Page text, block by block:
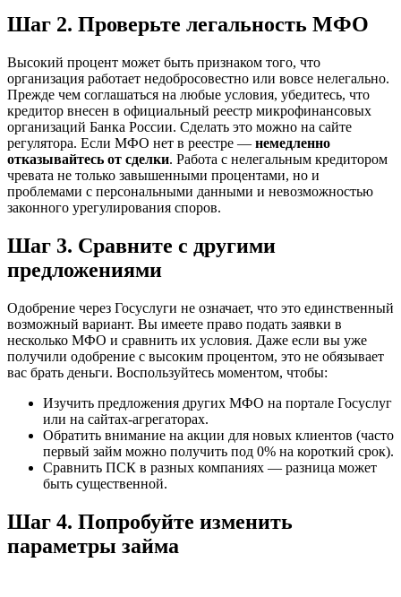
Шаг 2. Проверьте легальность МФО
Высокий процент может быть признаком того, что
организация работает недобросовестно или вовсе нелегально.
Прежде чем соглашаться на любые условия, убедитесь, что
кредитор внесен в официальный реестр микрофинансовых
организаций Банка России. Сделать это можно на сайте
регулятора. Если МФО нет в реестре — немедленно
отказывайтесь от сделки. Работа с нелегальным кредитором
чревата не только завышенными процентами, но и
проблемами с персональными данными и невозможностью
законного урегулирования споров.
Шаг 3. Сравните с другими
предложениями
Одобрение через Госуслуги не означает, что это единственный
возможный вариант. Вы имеете право подать заявки в
несколько МФО и сравнить их условия. Даже если вы уже
получили одобрение с высоким процентом, это не обязывает
вас брать деньги. Воспользуйтесь моментом, чтобы:
Изучить предложения других МФО на портале Госуслуг
или на сайтах-агрегаторах.
Обратить внимание на акции для новых клиентов (часто
первый займ можно получить под 0% на короткий срок).
Сравнить ПСК в разных компаниях — разница может
быть существенной.
Шаг 4. Попробуйте изменить
параметры займа